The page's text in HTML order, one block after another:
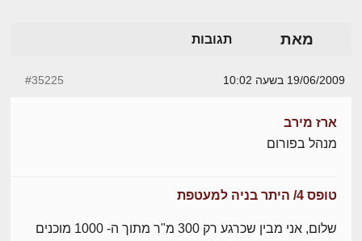
מאת תגובות
19/06/2009 בשעה 10:02 #35225
ארז מירב
מנהל בפורום
טופס 4/ היתר בניה למעטפת
שלום, אני מבין שכרגע רק 300 מ"ר מתוך ה- 1000 מוכנים